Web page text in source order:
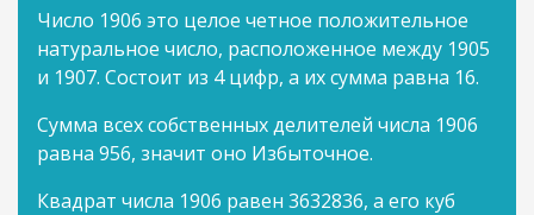
Число 1906 это целое четное положительное
натуральное число, расположенное между 1905
и 1907. Состоит из 4 цифр, а их сумма равна 16.
Сумма всех собственных делителей числа 1906
равна 956, значит оно Избыточное.
Квадрат числа 1906 равен 3632836, а его куб